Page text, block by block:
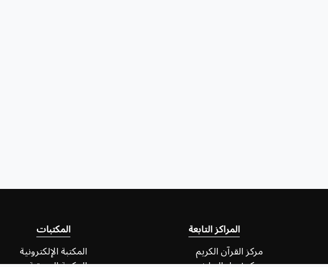
المراكز التابعة
مركز القرآن الكريم
المكتبات
المكتبة الإلكترونية